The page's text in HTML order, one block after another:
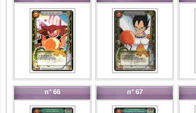
n° 66 n° 67